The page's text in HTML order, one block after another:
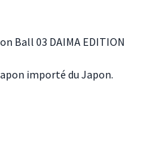
Ball 03 DAIMA EDITION
importé du Japon.